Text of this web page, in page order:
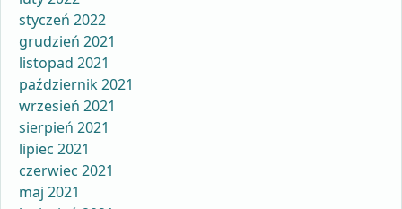
styczeń 2022
grudzień 2021
listopad 2021
październik 2021
wrzesień 2021
sierpień 2021
lipiec 2021
czerwiec 2021
maj 2021